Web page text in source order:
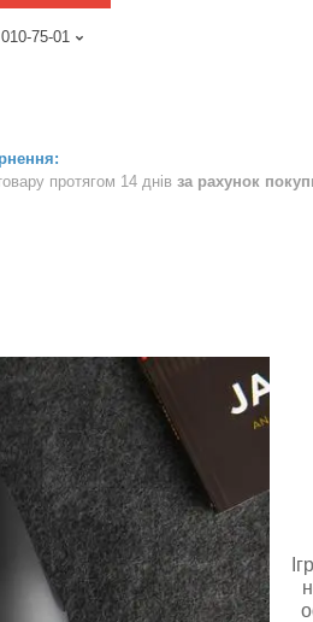
75-01
протягом 14 днів за рахунок